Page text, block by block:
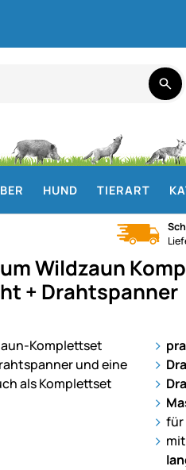
HUND TIERART
Wildzaun
+ Drahtspanner
für
mit